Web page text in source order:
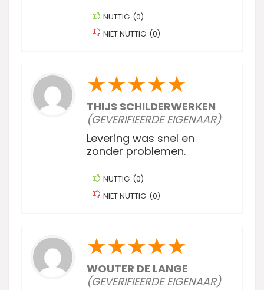
NUTTIG (0)
NIET NUTTIG (0)
★★★★★
THIJS SCHILDERWERKEN
(GEVERIFIEERDE EIGENAAR)
Levering was snel en
zonder problemen.
NUTTIG (0)
NIET NUTTIG (0)
★★★★★
WOUTER DE LANGE
(GEVERIFIEERDE EIGENAAR)